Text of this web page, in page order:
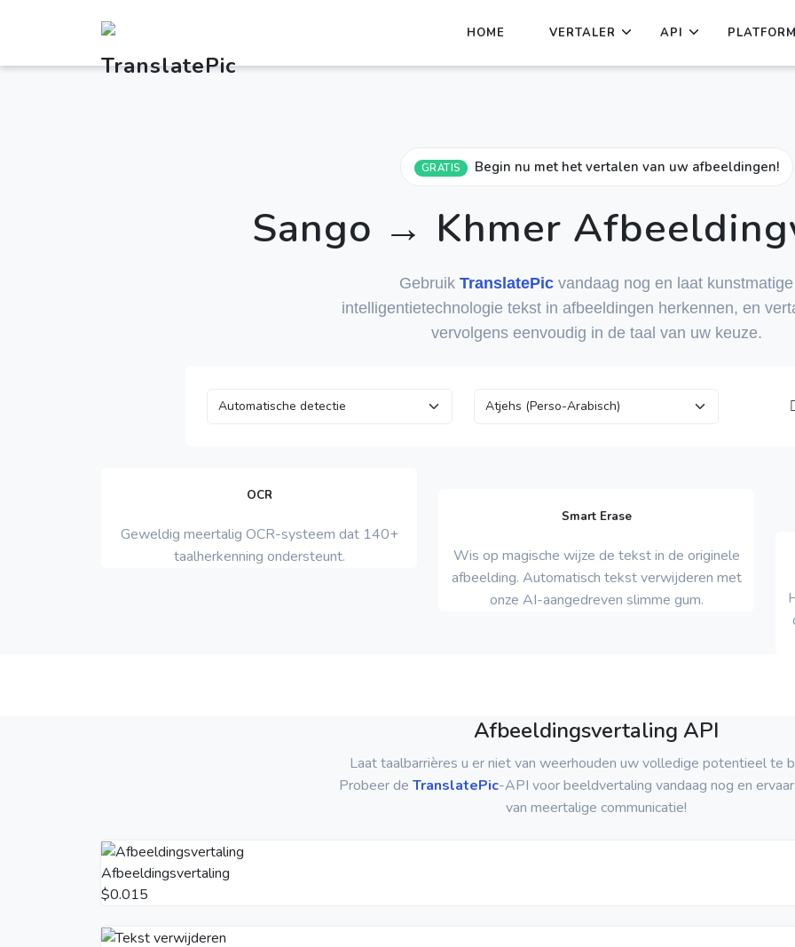
HOME VERTALER API PLATFORM
GRATIS Begin nu met het vertalen van uw afbeeldingen!
Sango → Khmer
Gebruik TranslatePic vandaag nog en laat kunstmatige
intelligentietechnologie tekst in afbeeldingen herkennen, en
vervolgens eenvoudig in de taal van uw keuze.
OCR
Geweldig meertalig OCR-systeem dat 140+
taalherkenning ondersteunt.
Smart Erase
Wis op magische wijze de tekst in de originele
afbeelding. Automatisch tekst verwijderen met
onze AI-aangedreven slimme gum.
Afbeeldingsvertaling API
Laat taalbarrières u er niet van weerhouden uw volledige potentieel te
Probeer de TranslatePic-API voor beeldvertaling vandaag nog en
van meertalige communicatie!
Afbeeldingsvertaling
$0.015